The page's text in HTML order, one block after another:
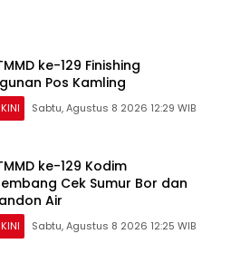
ke-129 Finishing
Pos Kamling
Sabtu, Agustus 8 2026 12:29 WIB
ke-129 Kodim
Cek Sumur Bor dan
Air
Sabtu, Agustus 8 2026 12:25 WIB